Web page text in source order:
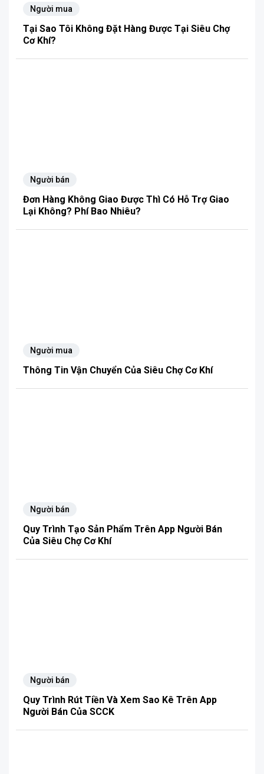
Người mua
Tại Sao Tôi Không Đặt Hàng Được Tại Siêu Chợ
Cơ Khí?
Người bán
Đơn Hàng Không Giao Được Thì Có Hỗ Trợ Giao
Lại Không? Phí Bao Nhiêu?
Người mua
Thông Tin Vận Chuyển Của Siêu Chợ Cơ Khí
Người bán
Quy Trình Tạo Sản Phẩm Trên App Người Bán
Của Siêu Chợ Cơ Khí
Người bán
Quy Trình Rút Tiền Và Xem Sao Kê Trên App
Người Bán Của SCCK